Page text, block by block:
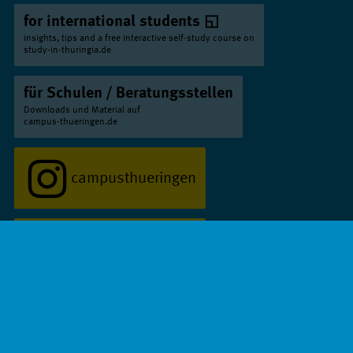
Ernst-Abbe-Hochschule Jena // Bachelor
E-Commerce
Ernst-Abbe-Hochschule Jena // Bachelor
Elektrotechnik und Elektronik
Hochschule Nordhausen // Bachelor
Elektrotechnik und Informationstechnik
Technische Universität Ilmenau // Bachelor
Elektrotechnik und Informationstechnik
for international students
insights, tips and a free interactive self-study course on
study-in-thuringia.de
für Schulen / Beratungsstellen
Downloads und Material auf
campus-thueringen.de
campusthueringen